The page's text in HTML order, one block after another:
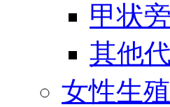
甲状
其他
女性生